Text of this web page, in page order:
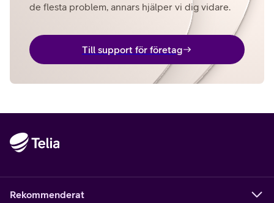
de flesta problem, annars hjälper vi dig vidare.
Till support för företag
Rekommenderat